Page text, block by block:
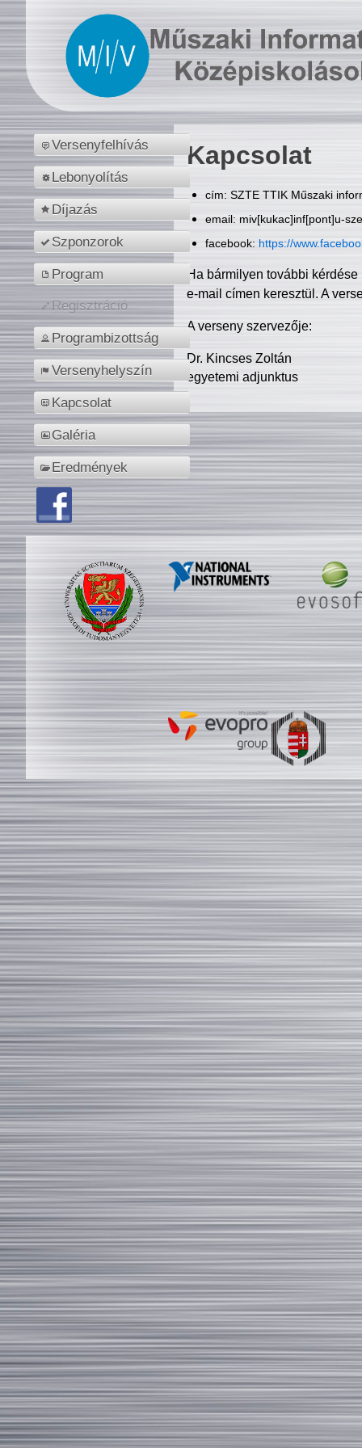
Versenyfelhívás
Lebonyolítás
Díjazás
Szponzorok
Program
Regisztráció
Programbizottság
Versenyhelyszín
Kapcsolat
Galéria
Eredmények
Kapcsolat
cím: SZTE TTIK Műszaki
email: miv[kukac]inf[pont]u-
facebook: https://
Ha bármilyen további
e-mail címen keresztül. A
A verseny szervezője:
Dr. Kincses Zoltán
egyetemi adjunktus